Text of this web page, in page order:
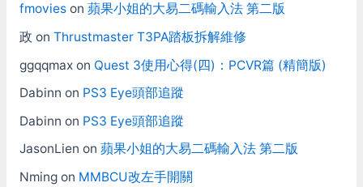
fmovieson 蘋果小姐的大易二碼輸入法 第二版
政 on Thrustmaster T3PA踏板拆解維修
ggqqmaxon Quest 3使用心得(四)：PCVR篇 (精簡版)
Dabinn on PS3 Eye頭部追蹤
Dabinn on PS3 Eye頭部追蹤
JasonLien on 蘋果小姐的大易二碼輸入法 第二版
Nmingon MMBCU改左手開關